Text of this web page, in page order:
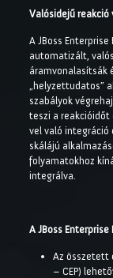
Valósidejű
A JBoss
automatizált,
áramvonalasítsák
„helyzettudatos”
szabályok
teszi a reakcióidőt
vel való integráció
skálájú
folyamatokhoz
integrálva.
A JBoss
Az összetett
– CEP)